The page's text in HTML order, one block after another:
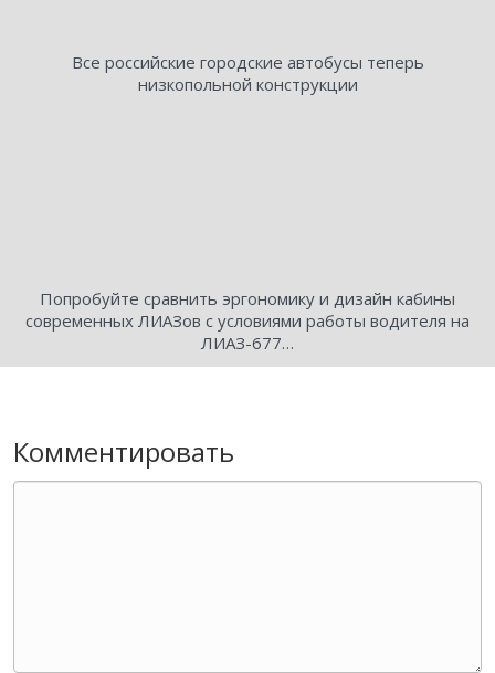
Все российские городские автобусы теперь
низкопольной конструкции
Попробуйте сравнить эргономику и дизайн кабины
современных ЛИАЗов с условиями работы водителя на
ЛИАЗ-677…
Комментировать